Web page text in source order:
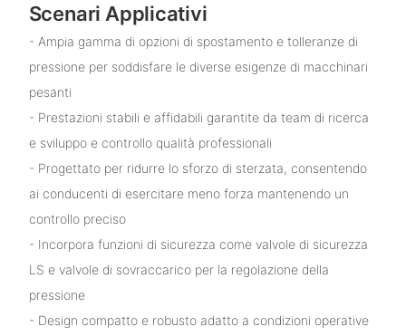
Scenari Applicativi
- Ampia gamma di opzioni di spostamento e tolleranze di
pressione per soddisfare le diverse esigenze di macchinari
pesanti
- Prestazioni stabili e affidabili garantite da team di ricerca
e sviluppo e controllo qualità professionali
- Progettato per ridurre lo sforzo di sterzata, consentendo
ai conducenti di esercitare meno forza mantenendo un
controllo preciso
- Incorpora funzioni di sicurezza come valvole di sicurezza
LS e valvole di sovraccarico per la regolazione della
pressione
- Design compatto e robusto adatto a condizioni operative